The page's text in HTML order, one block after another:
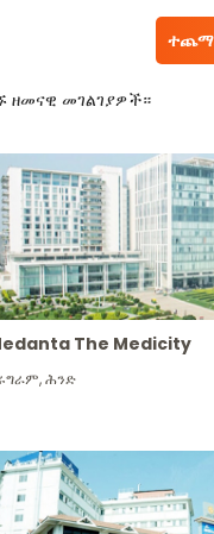
ዘመናዊ መገልገያዎች።
The Medicity
,ሕንድ